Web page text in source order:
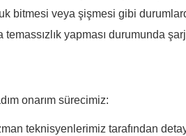
bitmesi veya şişmesi gibi
temassızlık yapması durumunda
onarım sürecimiz:
teknisyenlerimiz tarafından